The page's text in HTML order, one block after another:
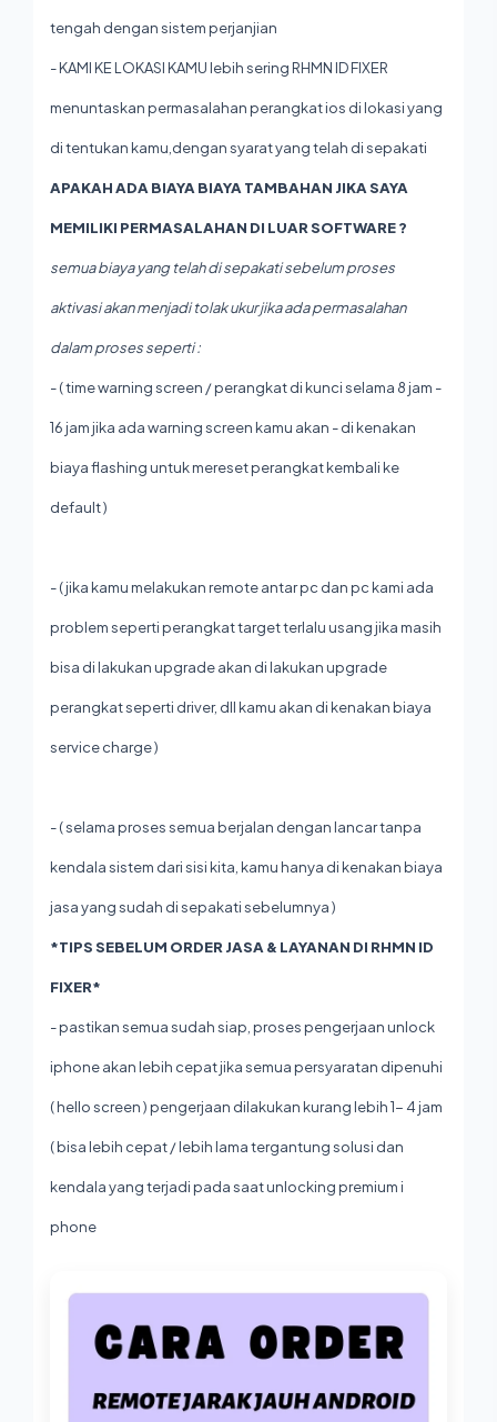
tengah dengan sistem perjanjian
- KAMI KE LOKASI KAMU lebih sering RHMN ID FIXER
menuntaskan permasalahan perangkat ios di lokasi yang
di tentukan kamu,dengan syarat yang telah di sepakati
APAKAH ADA BIAYA BIAYA TAMBAHAN JIKA SAYA
MEMILIKI PERMASALAHAN DI LUAR SOFTWARE ?
semua biaya yang telah di sepakati sebelum proses
aktivasi akan menjadi tolak ukur jika ada permasalahan
dalam proses seperti :
- ( time warning screen / perangkat di kunci selama 8 jam -
16 jam jika ada warning screen kamu akan - di kenakan
biaya flashing untuk mereset perangkat kembali ke
default )
- ( jika kamu melakukan remote antar pc dan pc kami ada
problem seperti perangkat target terlalu usang jika masih
bisa di lakukan upgrade akan di lakukan upgrade
perangkat seperti driver, dll kamu akan di kenakan biaya
service charge )
- ( selama proses semua berjalan dengan lancar tanpa
kendala sistem dari sisi kita, kamu hanya di kenakan biaya
jasa yang sudah di sepakati sebelumnya )
*TIPS SEBELUM ORDER JASA & LAYANAN DI RHMN ID
FIXER*
- pastikan semua sudah siap, proses pengerjaan unlock
iphone akan lebih cepat jika semua persyaratan dipenuhi
( hello screen ) pengerjaan dilakukan kurang lebih 1- 4 jam
( bisa lebih cepat / lebih lama tergantung solusi dan
kendala yang terjadi pada saat unlocking premium i
phone